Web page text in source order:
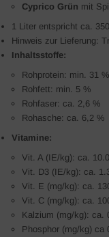
Cyprico Grün mit
1 Liter entspricht ca.
Hinweis zur Lieferung:
Inhaltsstoffe:
Rohprotein: min. 31 %
Rohfett: min. 5 %
Rohfaser: ca. 2,6 %
Rohasche: ca. 6,2 %
Vitamine:
Vit. A (IE/kg): ca.
Vit. D3 (IE/kg): ca.
Vit. E (mg/kg): ca.
Vit. C (mg/kg): ca.
Kalzium (mg/kg): ca.
Phosphor (mg/kg) ca